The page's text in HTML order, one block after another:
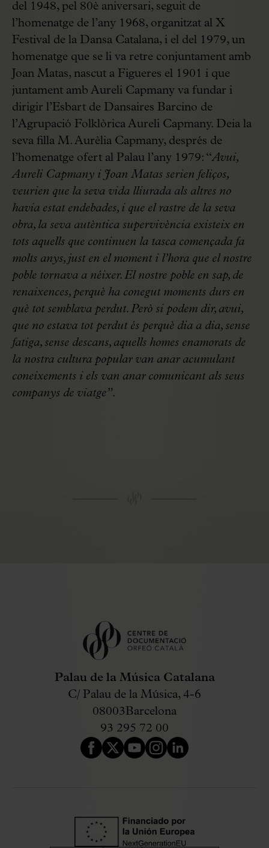
del 1948, pel 80è aniversari, seguit de
l’homenatge de l’any 1968, organitzat al X
Festival de la Dansa Catalana, i el del 1979, un
homenatge que se li va retre conjuntament amb
Joan Matas, nascut a Figueres el 1901 i que
juntament amb Aureli Capmany va fundar i
dirigir l’Esbart de Dansaires Barcino de
l’Agrupació Folklòrica Aureli Capmany. Deia la
seva filla M. Aurèlia Capmany, després de
l’homenatge ofert al Palau l’any 1979: “Avui,
Aureli Capmany i Joan Matas serien feliços,
veurien que la seva vida lliurada als altres no
havia estat endebades, i que el rastre de la seva
obra, la seva autèntica supervivència existeix en
tots aquells que continuen la tasca començada fa
molts anys, just en el moment i l’hora que el nostre
poble tornava a néixer. El nostre poble en sap, de
renaixences, perquè ha conegut moments durs en
què tot semblava perdut. Però si podem dir, avui,
que no estava tot perdut és perquè dia a dia, sense
fatiga, sense descans, aquells homes enamorats de
la nostra cultura popular van anar acumulant
coneixements i els van anar comunicant als seus
companys de viatge”.
Palau de la Música Catalana
C/ Palau de la Música, 4-6
08003Barcelona
93 295 72 00